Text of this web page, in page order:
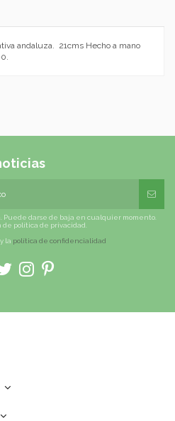
andaluza. 21cms Hecho a mano
Puede darse de baja en cualquier momento.
política de privacidad.
y la política de confidencialidad